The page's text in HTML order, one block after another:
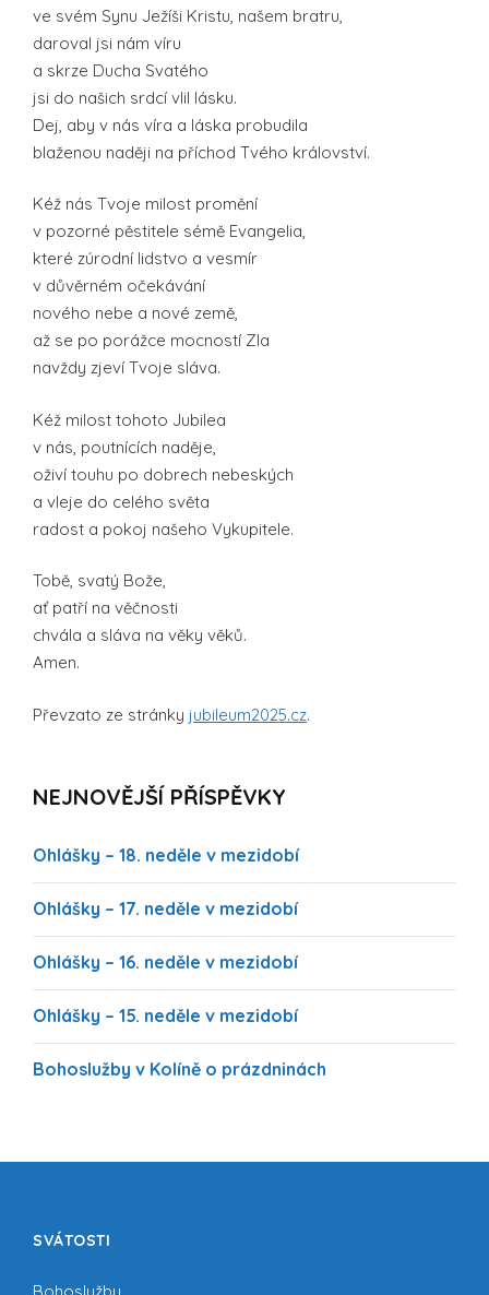
ve svém Synu Ježíši Kristu, našem bratru,
daroval jsi nám víru
a skrze Ducha Svatého
jsi do našich srdcí vlil lásku.
Dej, aby v nás víra a láska probudila
blaženou naději na příchod Tvého království.
Kéž nás Tvoje milost promění
v pozorné pěstitele sémě Evangelia,
které zúrodní lidstvo a vesmír
v důvěrném očekávání
nového nebe a nové země,
až se po porážce mocností Zla
navždy zjeví Tvoje sláva.
Kéž milost tohoto Jubilea
v nás, poutnících naděje,
oživí touhu po dobrech nebeských
a vleje do celého světa
radost a pokoj našeho Vykupitele.
Tobě, svatý Bože,
ať patří na věčnosti
chvála a sláva na věky věků.
Amen.
Převzato ze stránky jubileum2025.cz.
NEJNOVĚJŠÍ PŘÍSPĚVKY
Ohlášky – 18. neděle v mezidobí
Ohlášky – 17. neděle v mezidobí
Ohlášky – 16. neděle v mezidobí
Ohlášky – 15. neděle v mezidobí
Bohoslužby v Kolíně o prázdninách
SVÁTOSTI